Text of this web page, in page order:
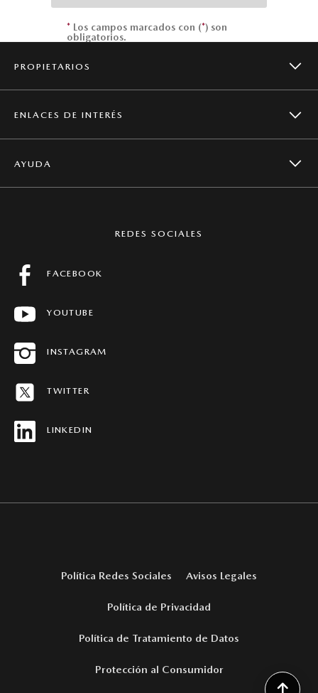
*Los campos marcados con (*) son
obligatorios.
PROPIETARIOS
CAMPAÑAS DE SEGURIDAD
ENLACES DE INTERÉS
NOTICIAS
REVISTAS MAZDA STORIES
AYUDA
PREGUNTAS FRECUENTES
MAPA DEL SITIO
REDES SOCIALES
FACEBOOK
YOUTUBE
INSTAGRAM
TWITTER
LINKEDIN
Política Redes Sociales Avisos Legales
Política de Privacidad
Política de Tratamiento de Datos
Protección al Consumidor